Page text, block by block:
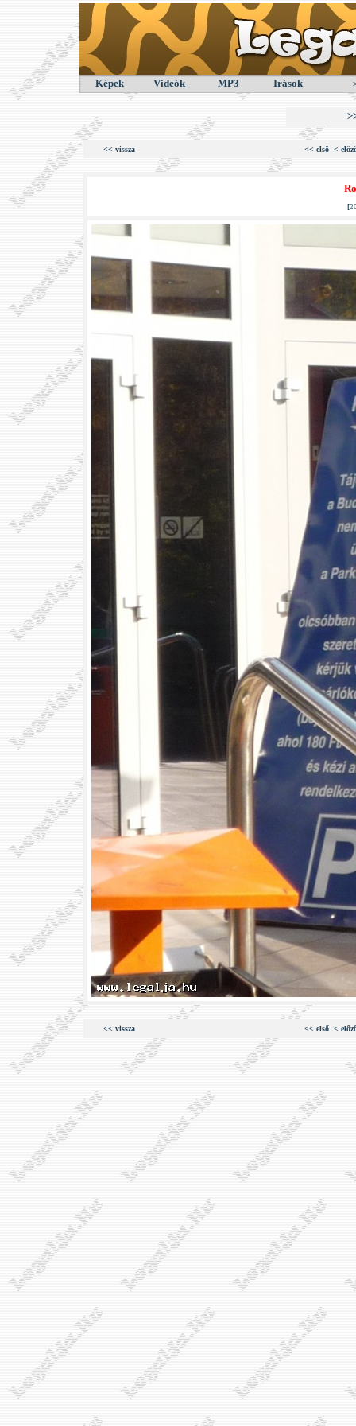
Képek Videók MP3 Irások
<< vissza << első <
[
<< vissza << első <